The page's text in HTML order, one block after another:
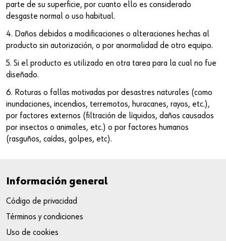
parte de su superficie, por cuanto ello es considerado
desgaste normal o uso habitual.
4. Daños debidos a modificaciones o alteraciones hechas al
producto sin autorización, o por anormalidad de otro equipo.
5. Si el producto es utilizado en otra tarea para la cual no fue
diseñado.
6. Roturas o fallas motivadas por desastres naturales (como
inundaciones, incendios, terremotos, huracanes, rayos, etc.),
por factores externos (filtración de líquidos, daños causados
por insectos o animales, etc.) o por factores humanos
(rasguños, caídas, golpes, etc).
Información general
Código de privacidad
Términos y condiciones
Uso de cookies